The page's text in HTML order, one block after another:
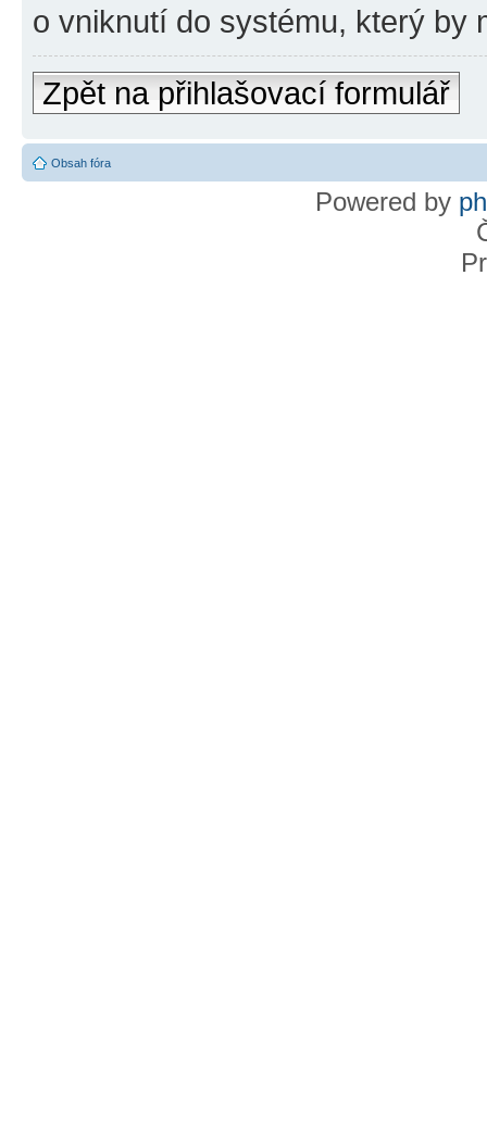
o vniknutí do systému, který by
Zpět na přihlašovací formulář
Obsah fóra
Powered by